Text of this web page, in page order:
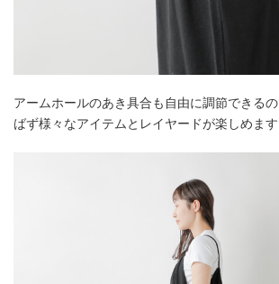
アームホールのあき具合も自由に調節できる
ばず様々なアイテムとレイヤードが楽しめます